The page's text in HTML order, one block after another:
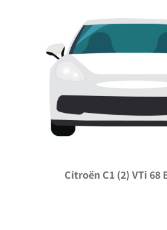
Citroën C1 (2) VTi 68